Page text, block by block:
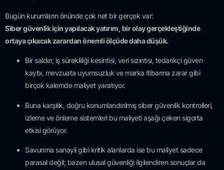
Bugün kurumların önünde çok net bir gerçek var:
Siber güvenlik için yapılacak yatırım, bir olay gerçekleştiğinde
ortaya çıkacak zarardan önemli ölçüde daha düşük.
Bir saldırı; iş sürekliliği kesintisi, veri sızıntısı, tedarikçi güven
kaybı, mevzuata uyumsuzluk ve marka itibarına zarar gibi
birçok kalemde maliyet yaratıyor.
Buna karşılık, doğru konumlandırılmış siber güvenlik kontrolleri,
izleme ve önleme sistemleri bu maliyeti aşağı çeken sigorta
etkisi görüyor.
Savunma sanayii gibi kritik alanlarda ise bu maliyet sadece
parasal değil; bazen ulusal güvenliği ilgilendiren sonuçlar da